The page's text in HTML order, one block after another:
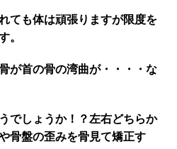
ても体は頑張りますが限度を
。
が首の骨の湾曲が・・・・な
でしょうか！？左右どちらか
骨盤の歪みを骨見て矯正す